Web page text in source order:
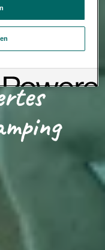
ist die Porsche
über Cookies
Cookie-
am Ende der
Website gelangen,
explizit zugestimmt
Ihrem zugeordneten
Porsche Inter Auto